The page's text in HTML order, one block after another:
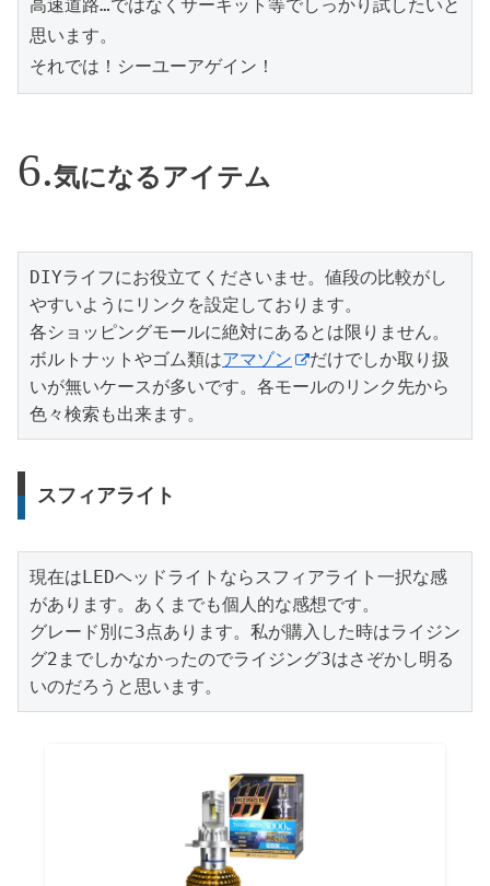
高速道路…ではなくサーキット等でしっかり試したいと
思います。
それでは！シーユーアゲイン！
気になるアイテム
DIYライフにお役立てくださいませ。値段の比較がし
やすいようにリンクを設定しております。
各ショッピングモールに絶対にあるとは限りません。
ボルトナットやゴム類はアマゾン
だけでしか取り扱
いが無いケースが多いです。各モールのリンク先から
色々検索も出来ます。
スフィアライト
現在はLEDヘッドライトならスフィアライト一択な感
があります。あくまでも個人的な感想です。
グレード別に3点あります。私が購入した時はライジン
グ2までしかなかったのでライジング3はさぞかし明る
いのだろうと思います。